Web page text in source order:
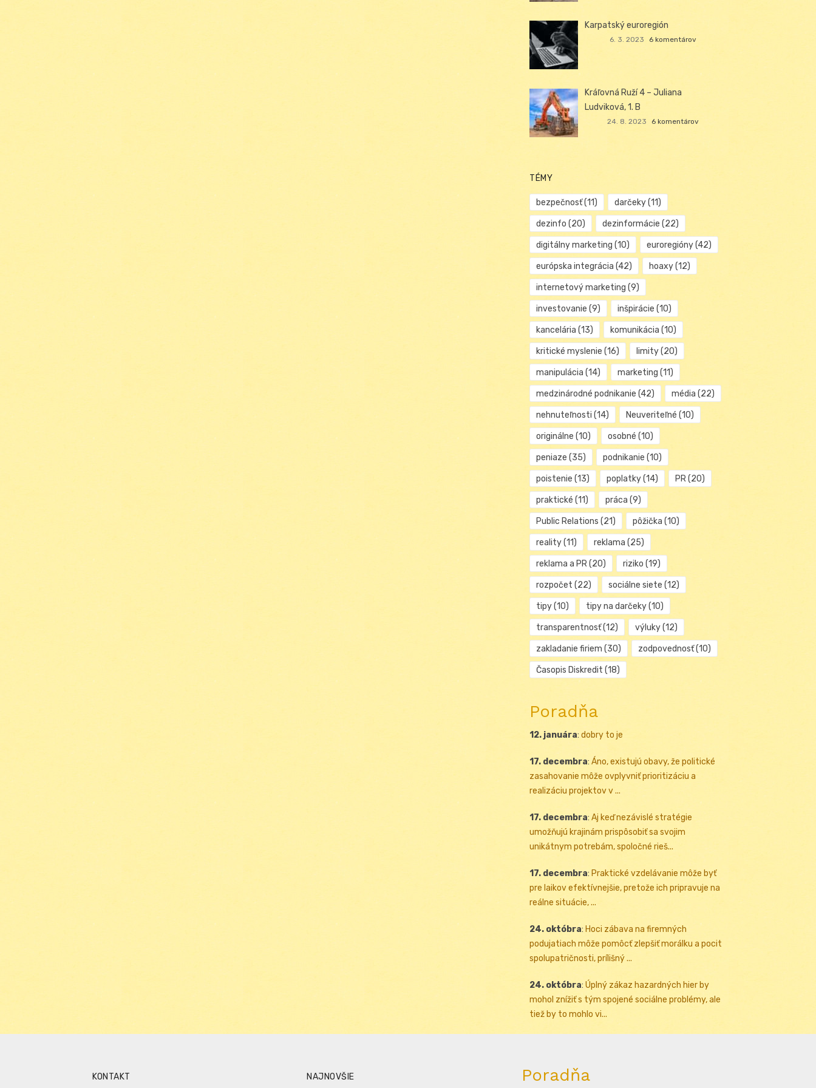
Karpatský euroregión
6. 3. 2023 6 komentárov
Kráľovná Ruží 4 – Juliana
Ludviková, 1. B
24. 8. 2023 6 komentárov
TÉMY
bezpečnosť(11) darčeky(11)
dezinfo (20) dezinformácie (22)
digitálny marketing (10) euroregióny(42)
európska integrácia (42) hoaxy(12)
internetový marketing (9)
investovanie (9) inšpirácie (10)
kancelária (13) komunikácia (10)
kritické myslenie (16) limity(20)
manipulácia (14) marketing (11)
medzinárodné podnikanie (42) média (22)
nehnuteľnosti (14) Neuveriteľné (10)
originálne (10) osobné (10)
peniaze (35) podnikanie (10)
poistenie (13) poplatky(14) PR(20)
praktické (11) práca (9)
Public Relations (21) pôžička (10)
reality(11) reklama (25)
reklama a PR(20) riziko (19)
rozpočet (22) sociálne siete (12)
tipy(10) tipy na darčeky(10)
transparentnosť(12) výluky(12)
zakladanie firiem (30) zodpovednosť(10)
Časopis Diskredit (18)
Poradňa
12. januára: dobry to je
17. decembra: Áno, existujú obavy, že politické
zasahovanie môže ovplyvniť prioritizáciu a
realizáciu projektov v ...
17. decembra: Aj keď nezávislé stratégie
umožňujú krajinám prispôsobiť sa svojim
unikátnym potrebám, spoločné rieš...
17. decembra: Praktické vzdelávanie môže byť
pre laikov efektívnejšie, pretože ich pripravuje na
reálne situácie, ...
24. októbra: Hoci zábava na firemných
podujatiach môže pomôcť zlepšiť morálku a pocit
spolupatričnosti, prílišný ...
24. októbra: Úplný zákaz hazardných hier by
mohol znížiť s tým spojené sociálne problémy, ale
tiež by to mohlo vi...
KONTAKT NAJNOVŠIE Poradňa